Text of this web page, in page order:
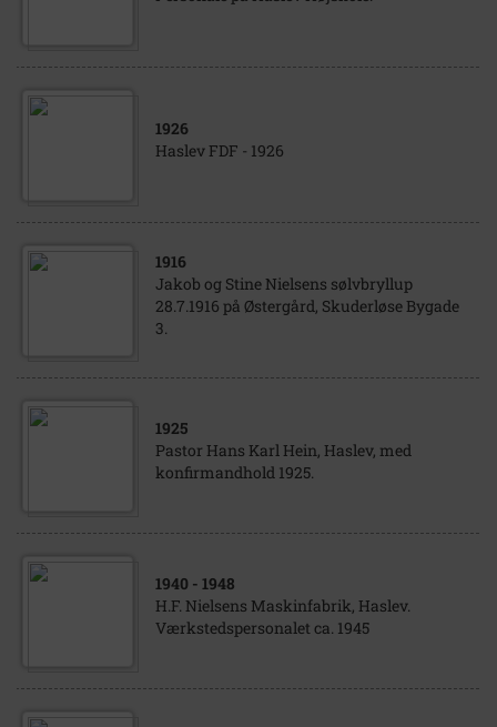
1926
Haslev FDF - 1926
1916
Jakob og Stine Nielsens sølvbryllup
28.7.1916 på Østergård, Skuderløse Bygade
3.
1925
Pastor Hans Karl Hein, Haslev, med
konfirmandhold 1925.
1940 - 1948
H.F. Nielsens Maskinfabrik, Haslev.
Værkstedspersonalet ca. 1945